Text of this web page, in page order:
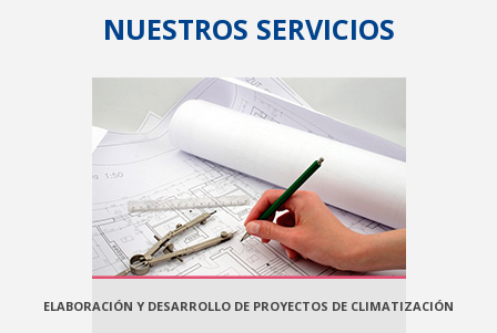
NUESTROS SERVICIOS
ELABORACIÓN Y DESARROLLO DE PROYECTOS DE CLIMATIZACIÓN